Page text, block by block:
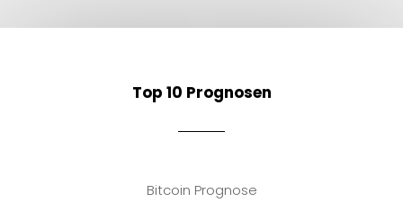
Top 10 Prognosen
Bitcoin Prognose